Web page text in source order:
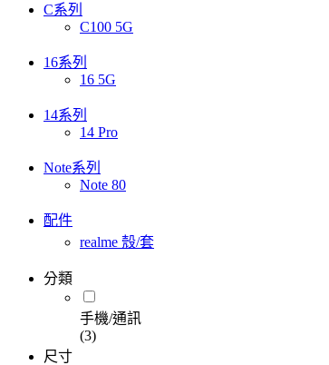
C系列
C100 5G
16系列
16 5G
14系列
14 Pro
Note系列
Note 80
配件
realme 殼/套
分類
手機/通訊
(3)
尺寸